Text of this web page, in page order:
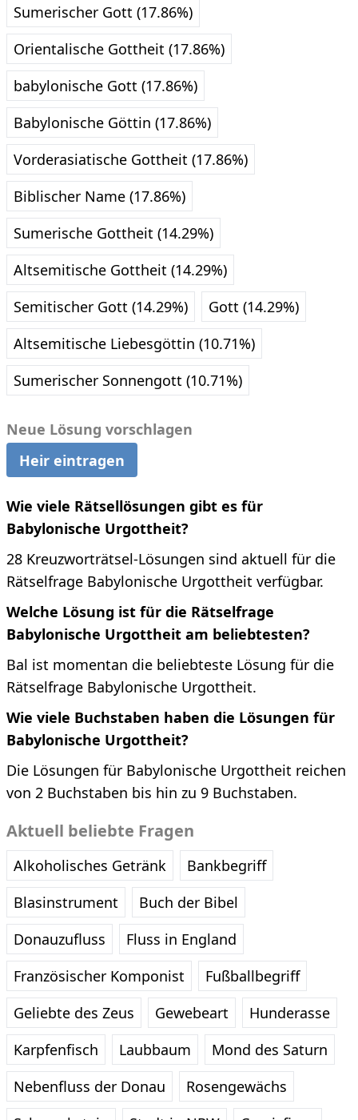
Sumerischer Gott (17.86%)
Orientalische Gottheit (17.86%)
babylonische Gott (17.86%)
Babylonische Göttin (17.86%)
Vorderasiatische Gottheit (17.86%)
Biblischer Name (17.86%)
Sumerische Gottheit (14.29%)
Altsemitische Gottheit (14.29%)
Semitischer Gott (14.29%)
Gott (14.29%)
Altsemitische Liebesgöttin (10.71%)
Sumerischer Sonnengott (10.71%)
Neue Lösung vorschlagen
Heir eintragen
Wie viele Rätsellösungen gibt es für
Babylonische Urgottheit?
28 Kreuzworträtsel-Lösungen sind aktuell für die
Rätselfrage Babylonische Urgottheit verfügbar.
Welche Lösung ist für die Rätselfrage
Babylonische Urgottheit am beliebtesten?
Bal ist momentan die beliebteste Lösung für die
Rätselfrage Babylonische Urgottheit.
Wie viele Buchstaben haben die Lösungen für
Babylonische Urgottheit?
Die Lösungen für Babylonische Urgottheit reichen
von 2 Buchstaben bis hin zu 9 Buchstaben.
Aktuell beliebte Fragen
Alkoholisches Getränk
Bankbegriff
Blasinstrument
Buch der Bibel
Donauzufluss
Fluss in England
Französischer Komponist
Fußballbegriff
Geliebte des Zeus
Gewebeart
Hunderasse
Karpfenfisch
Laubbaum
Mond des Saturn
Nebenfluss der Donau
Rosengewächs